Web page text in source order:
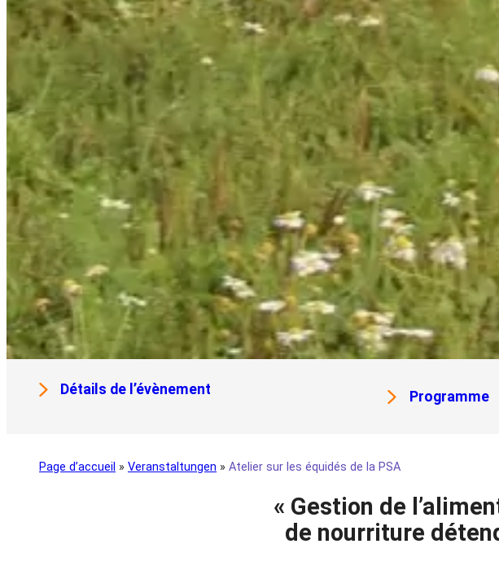
Détails de l’évènement Programme
Page d’accueil » Veranstaltungen » Atelier sur les équidés de la PSA
« Gestion de
de nourriture